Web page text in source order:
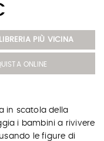
PIÙ VICINA
ONLINE
in scatola della
i bambini a rivivere
le figure di